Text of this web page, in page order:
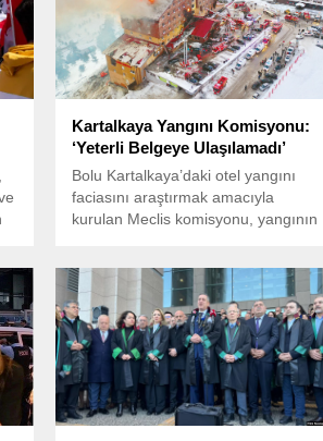
Kartalkaya Yangını Komisyonu:
‘Yeterli Belgeye Ulaşılamadı’
Bolu Kartalkaya’daki otel yangını
faciasını araştırmak amacıyla
kurulan Meclis komisyonu, yangının